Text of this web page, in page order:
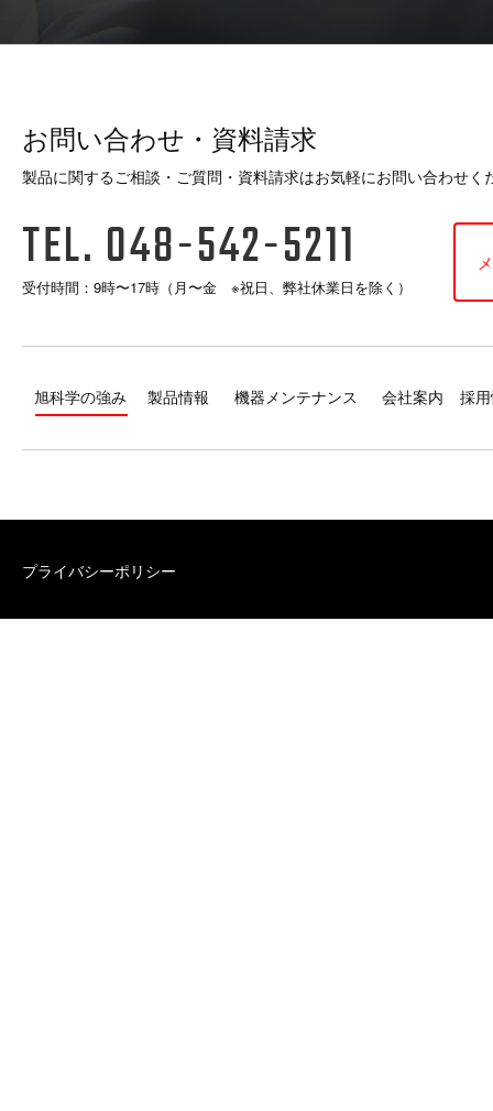
お問い合わせ・資料請求
製品に関するご相談・ご質問・資料請求はお気軽にお問い合わせく
TEL. 048-542-5211
受付時間：9時〜17時（月〜金 ※祝日、弊社休業日を除く）
旭科学の強み 製品情報 機器メンテナンス 会社案内 採
プライバシーポリシー